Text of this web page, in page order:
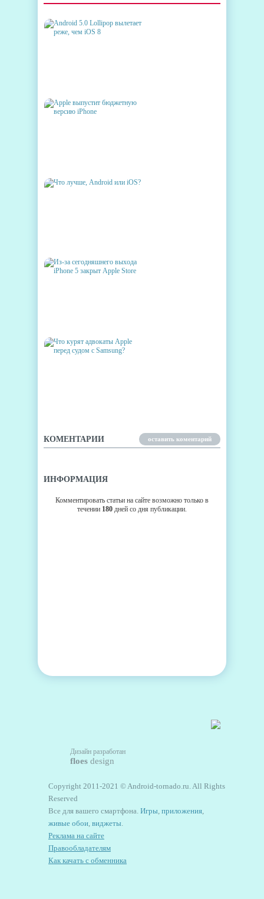
КОМЕНТАРИИ оставить коментарий
ИНФОРМАЦИЯ
Комментировать статьи на сайте возможно только в
течении 180 дней со дня публикации.
Дизайн разработан
floes design
Copyright 2011-2021 © Android-tornado.ru. All Rights
Reserved
Все для вашего смартфона. Игры, приложения,
живые обои, виджеты.
Реклама на сайте
Правообладателям
Как качать с обменника